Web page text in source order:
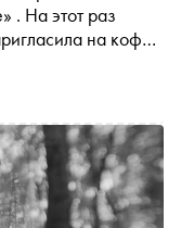
. На этот раз
на кофе
о